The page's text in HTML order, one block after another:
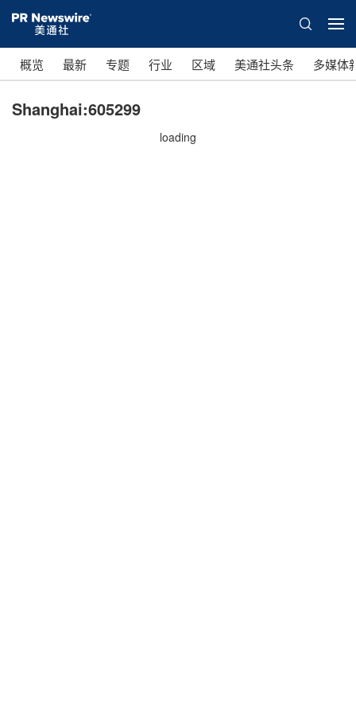
概览 最新 专题 行业 区域 美通社头条 多媒体
Shanghai:605299
loading